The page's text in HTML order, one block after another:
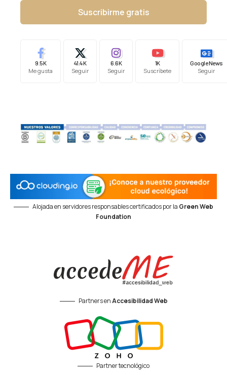
Suscribirme gratis
9.5K
Me gusta
41.4K
Seguir
6.6K
Seguir
1K
Suscríbete
Google News
Seguir
Alojada en servidores responsables certificados por la Green Web
Foundation
Partners enAccesibilidad Web
Partner tecnológico